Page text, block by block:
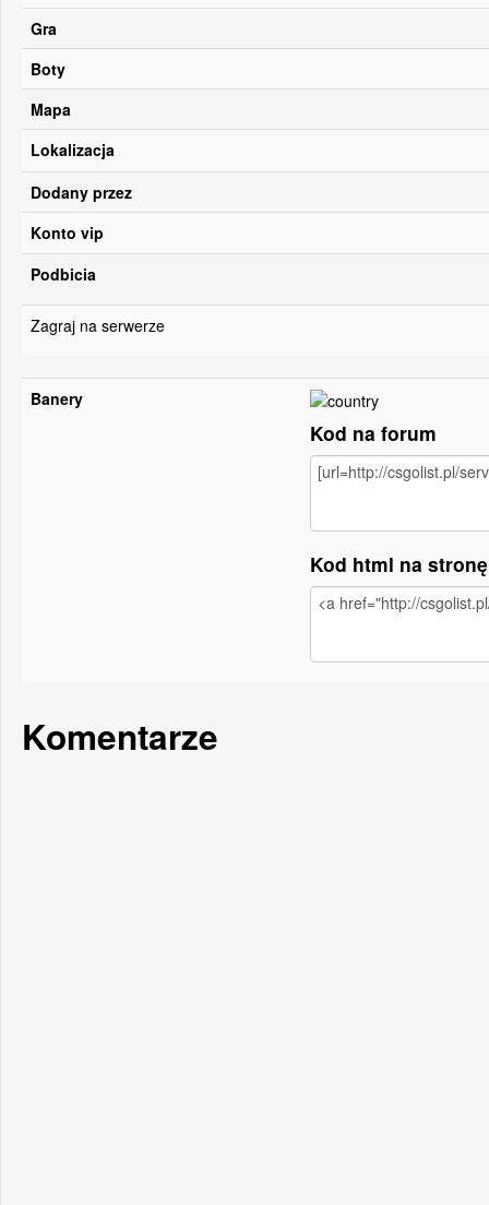
Gra
Boty
Mapa
Lokalizacja
Dodany przez
Konto vip
Podbicia
Zagraj na serwerze
Banery
Kod na forum
Kod html na
Komentarze